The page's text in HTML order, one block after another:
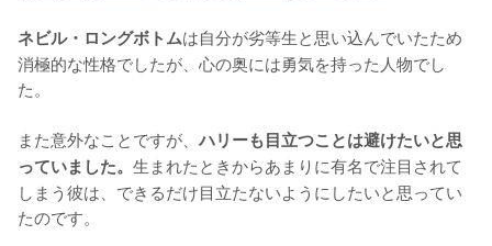
ネビル・ロングボトムは自分が劣等生と思い込んでいたため
消極的な性格でしたが、心の奥には勇気を持った人物でし
た。
また意外なことですが、ハリーも目立つことは避けたいと思
っていました。 生まれたときからあまりに有名で注目されて
しまう彼は、できるだけ目立たないようにしたいと思ってい
たのです。